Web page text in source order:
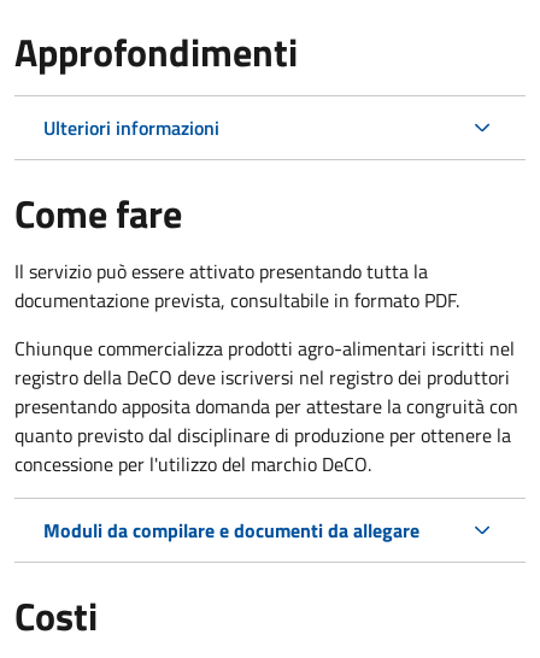
Approfondimenti
Ulteriori informazioni
Come fare
Il servizio può essere attivato presentando tutta la
documentazione prevista, consultabile in formato PDF.
Chiunque commercializza prodotti agro-alimentari iscritti nel
registro della DeCO deve iscriversi nel registro dei produttori
presentando apposita domanda per attestare la congruità con
quanto previsto dal disciplinare di produzione per ottenere la
concessione per l'utilizzo del marchio DeCO.
Moduli da compilare e documenti da allegare
Costi